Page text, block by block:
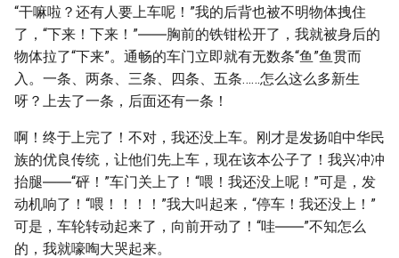
“干嘛啦？还有人要上车呢！”我的后背也被不明物体拽住
了，“下来！下来！”――胸前的铁钳松开了，我就被身后的
物体拉了“下来”。通畅的车门立即就有无数条“鱼”鱼贯而
入。一条、两条、三条、四条、五条……怎么这么多新生
呀？上去了一条，后面还有一条！
啊！终于上完了！不对，我还没上车。刚才是发扬咱中华民
族的优良传统，让他们先上车，现在该本公子了！我兴冲冲
抬腿――“砰！”车门关上了！“喂！我还没上呢！”可是，发
动机响了！“喂！！！！”我大叫起来，“停车！我还没上！”
可是，车轮转动起来了，向前开动了！“哇――”不知怎么
的，我就嚎啕大哭起来。